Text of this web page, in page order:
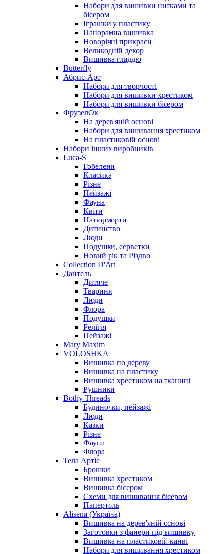
Набори для вишивки нитками та
бісером
Іграшки у пластику
Панорамна вишивка
Новорічні прикраси
Великодній декор
Вишивка гладдю
Butterfly
Абрис-Арт
Набори для творчості
Набори для вишивки хрестиком
Набори для вишивки бісером
ФрузелОк
На дерев'яній основі
Набори для вишивання хрестиком
На пластиковій основі
Набори інших виробників
Luca-S
Гобелени
Класика
Різне
Пейзажі
Фауна
Квіти
Натюрморти
Дитинство
Люди
Подушки, серветки
Новий рік та Різдво
Collection D'Art
Дантель
Дитяче
Тварини
Люди
Флора
Подушки
Релігія
Пейзажі
Mary Maxim
VOLOSHKA
Вишивка по дереву
Вишивка на пластику
Вишивка хрестиком на тканині
Рушники
Bothy Threads
Будиночки, пейзажі
Люди
Казки
Різне
Фауна
Флора
Тела Артіс
Брошки
Вишивка хрестиком
Вишивка бісером
Схеми для вишивання бісером
Папертоль
Alisena (Україна)
Вишивка на дерев'яній основі
Заготовки з фанери під вишивку
Вишивка на пластиковій канві
Набори для вишивання хрестиком